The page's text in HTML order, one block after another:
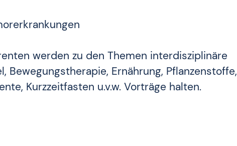
werden zu den Themen interdisziplinäre
Bewegungstherapie, Ernährung, Pflanzenstoffe,
Kurzzeitfasten u.v.w. Vorträge halten.